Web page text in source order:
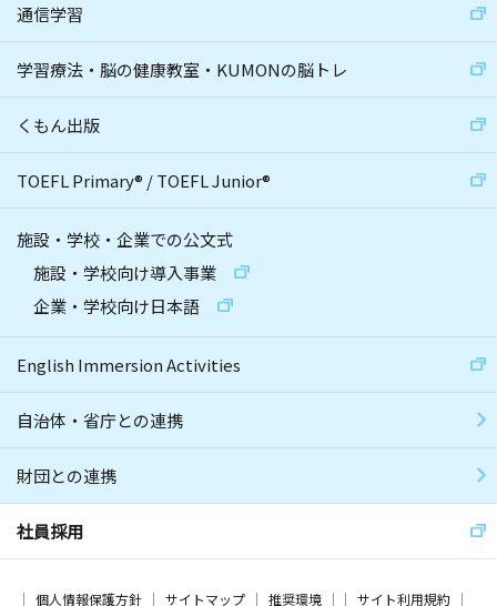
通信学習
学習療法・脳の健康教室・KUMONの脳トレ
くもん出版
TOEFL Primary® /TOEFL Junior®
施設・学校・企業での公文式
施設・学校向け導入事業
企業・学校向け日本語
English Immersion Activities
自治体・省庁との連携
財団との連携
社員採用
個人情報保護方針 サイトマップ 推奨環境 サイト利用規約